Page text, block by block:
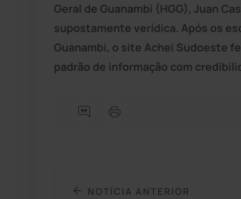
Geral de Guanambi (HGG), Juan
supostamente verídica. Após os
Guanambi, o site Achei Sudoeste
padrão de informação com
NOTÍCIA ANTERIOR